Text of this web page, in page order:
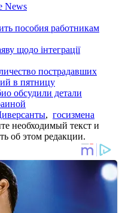
News
пособия работникам
щодо інтеграції
пострадавших
в пятницу
обсудили детали
, госизмена
необходимый текст и
об этом редакции.